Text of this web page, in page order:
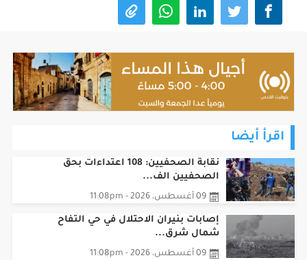
اقرأ أيضا
نقابة الصحفيين: 108 اعتداءات بحق
الصحفيين الف...
09 أغسطس، 2026 - 11:08pm
إصابات بنيران الاحتلال في حي التفاح
شمال شرق...
09 أغسطس، 2026 - 11:08pm